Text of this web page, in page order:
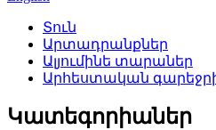
Տուն
Արտադրանքներ
Ալյումինե տարաներ
Արհեստական
Կատեգորիաներ